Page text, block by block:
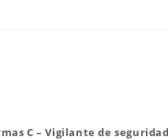
C – Vigilante de seguridad